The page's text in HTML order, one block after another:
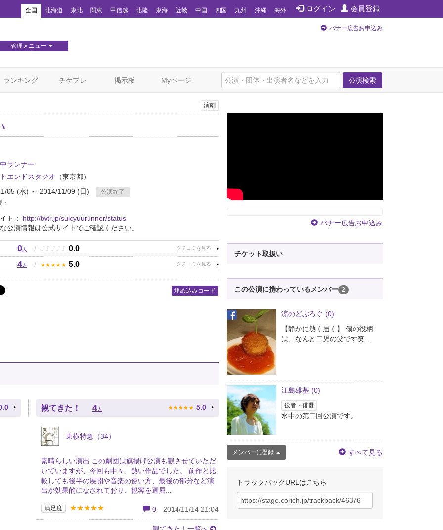
ログイン 会員登録
全国 北海道 東北 関東 甲信越 北陸 東海 近畿 中国 四国 九州 沖縄 海外
管理メニュー
バナー広告お申込み
公演検索
ランキング チケプレ 掲示板 Myページ
演劇
ランナー
エンドスタジオ （東京都）
05 (水) ～ 2014/11/09 (日)
公演終了
ト： http://twtr.jp/suicyuurunner/status
公演情報は公式サイトでご確認ください。
0人 / ♪ ♪ ♪ ♪ ♪ 0.0
4人 / ★ ★ ★ ★ ★ 5.0
埋め込みコード
観てきた！ 4人 ★ ★ ★ ★ ★ 5.0
東横特急（34）
素晴らしい演出 この劇団は旗揚げ公演も観させていただ
いていますが、今回も中々、熱い作品でした。 前作と比
較しても後半の展開や音楽の使い方、最後の部分など演
出が効果的になされており、観客を退屈...
満足度 ★★★★★ 0 2014/11/14 21:04
バナー広告お申込み
チケット取扱い
この公演に携わっているメンバー 2
涼のどぶろぐ (0)
【静かに熱く届く】 僕の役柄
は、なんと二児の父です笑...
江島雄基 (0)
役者・俳優
水中の第二回公演です。
メンバーに登録 すべて見る
トラックバックURLはこちら